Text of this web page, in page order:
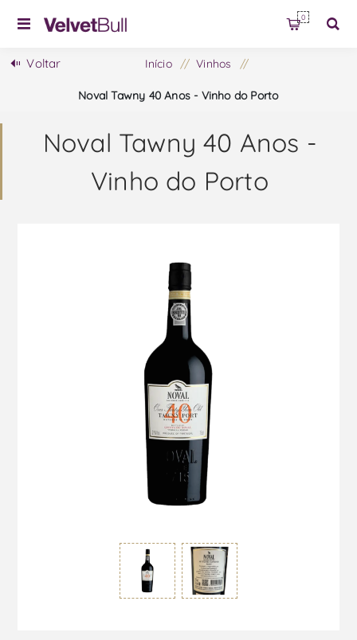
0
Voltar Início / Vinhos /
Noval Tawny 40 Anos - Vinho do Porto
Noval Tawny 40 Anos -
Vinho do Porto